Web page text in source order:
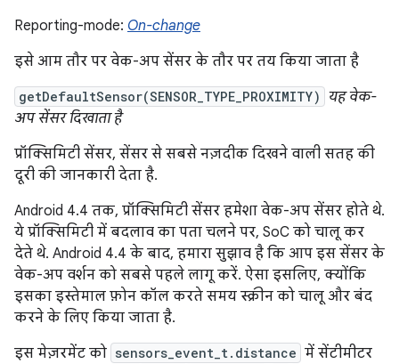
Reporting-mode: On-change
इसे आम तौर पर वेक-अप सेंसर के तौर पर तय किया जाता है
getDefaultSensor(SENSOR_TYPE_PROXIMITY) यह वेक-
अप सेंसर दिखाता है
प्रॉक्सिमिटी सेंसर, सेंसर से सबसे नज़दीक दिखने वाली सतह की
दूरी की जानकारी देता है.
Android 4.4 तक, प्रॉक्सिमिटी सेंसर हमेशा वेक-अप सेंसर होते थे.
ये प्रॉक्सिमिटी में बदलाव का पता चलने पर, SoC को चालू कर
देते थे. Android 4.4 के बाद, हमारा सुझाव है कि आप इस सेंसर के
वेक-अप वर्शन को सबसे पहले लागू करें. ऐसा इसलिए, क्योंकि
इसका इस्तेमाल फ़ोन कॉल करते समय स्क्रीन को चालू और बंद
करने के लिए किया जाता है.
इस मेज़रमेंट को sensors_event_t.distance में सेंटीमीटर